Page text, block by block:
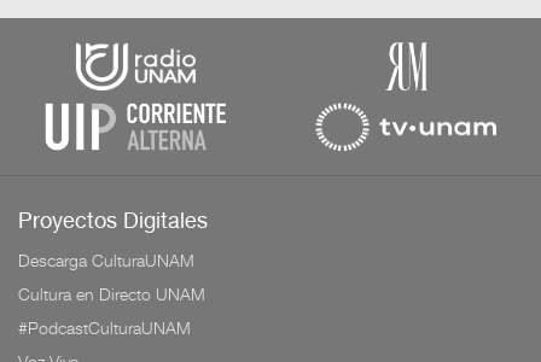
Proyectos Digitales
Descarga CulturaUNAM
Cultura en Directo UNAM
#PodcastCulturaUNAM